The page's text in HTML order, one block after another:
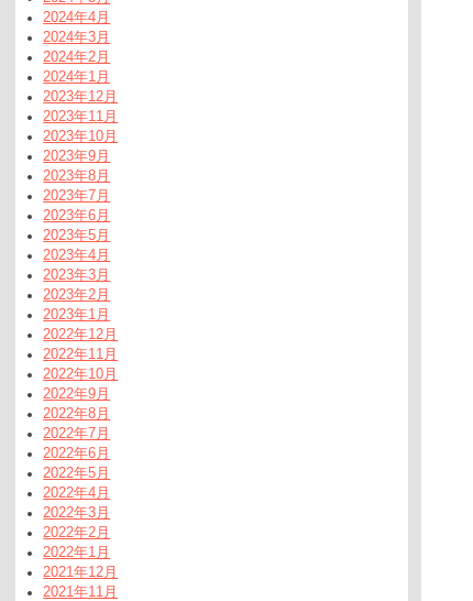
2024年4月
2024年3月
2024年2月
2024年1月
2023年12月
2023年11月
2023年10月
2023年9月
2023年8月
2023年7月
2023年6月
2023年5月
2023年4月
2023年3月
2023年2月
2023年1月
2022年12月
2022年11月
2022年10月
2022年9月
2022年8月
2022年7月
2022年6月
2022年5月
2022年4月
2022年3月
2022年2月
2022年1月
2021年12月
2021年11月